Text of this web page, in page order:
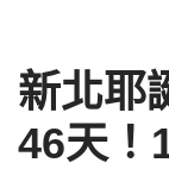
新北耶
46天！